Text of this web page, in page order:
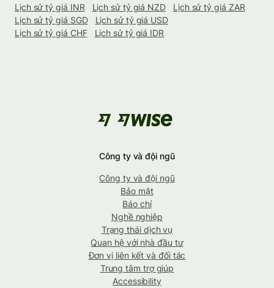
Lịch sử tỷ giá INR
Lịch sử tỷ giá NZD
Lịch sử tỷ giá ZAR
Lịch sử tỷ giá SGD
Lịch sử tỷ giá USD
Lịch sử tỷ giá CHF
Lịch sử tỷ giá IDR
Công ty và đội ngũ
Công ty và đội ngũ
Bảo mật
Báo chí
Nghề nghiệp
Trạng thái dịch vụ
Quan hệ với nhà đầu tư
Đơn vị liên kết và đối tác
Trung tâm trợ giúp
Accessibility